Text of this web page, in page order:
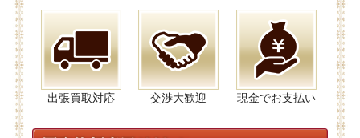
出張買取対応 交渉大歓迎 現金でお支払い